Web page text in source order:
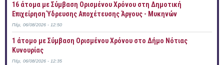
16 άτομα με Σύμβαση Ορισμένου Χρόνου στη Δημοτική
Επιχείρηση Ύδρευσης Αποχέτευσης Άργους - Μυκηνών
Πέμ, 06/08/2026 - 12:50
1 άτομο με Σύμβαση Ορισμένου Χρόνου στο Δήμο Νότιας
Κυνουρίας
Πέμ, 06/08/2026 - 12:35